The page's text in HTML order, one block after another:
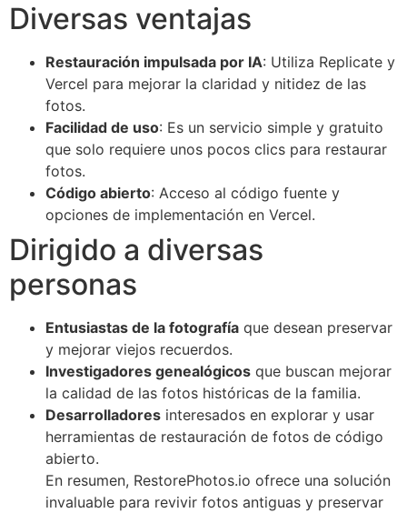
Diversas ventajas
Restauración impulsada por IA: Utiliza Replicate y
Vercel para mejorar la claridad y nitidez de las
fotos.
Facilidad de uso: Es un servicio simple y gratuito
que solo requiere unos pocos clics para restaurar
fotos.
Código abierto: Acceso al código fuente y
opciones de implementación en Vercel.
Dirigido a diversas
personas
Entusiastas de la fotografía que desean preservar
y mejorar viejos recuerdos.
Investigadores genealógicos que buscan mejorar
la calidad de las fotos históricas de la familia.
Desarrolladores interesados en explorar y usar
herramientas de restauración de fotos de código
abierto.
En resumen, RestorePhotos.io ofrece una solución
invaluable para revivir fotos antiguas y preservar